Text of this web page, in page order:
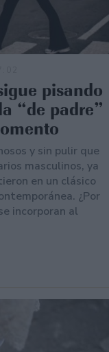
pisando
“de padre”
y sin pulir que
masculinos, ya
en un clásico
¿Por
incorporan al